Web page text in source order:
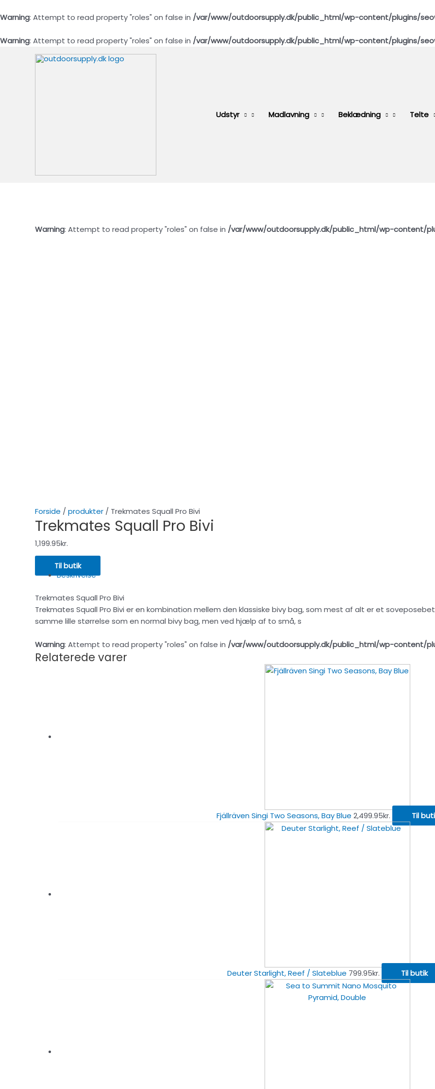
Warning: Attempt to read property "roles" on false in /var/www/outdoorsupply.dk/public_html/wp-content/plugins/
Warning: Attempt to read property "roles" on false in /var/www/outdoorsupply.dk/public_html/wp-content/plugins/
Udstyr Madlavning Beklædning Telte
Warning: Attempt to read property "roles" on false in /var/www/outdoorsupply.dk/public_html/wp-content/
Forside / produkter / Trekmates Squall Pro Bivi
Trekmates Squall Pro Bivi
1,199.95kr.
Til butik
Beskrivelse
Trekmates Squall Pro Bivi
Trekmates Squall Pro Bivi er en kombination mellem den klassiske bivy bag, som mest af alt er et
samme lille størrelse som en normal bivy bag, men ved hjælp af to små, s
Warning: Attempt to read property "roles" on false in /var/www/outdoorsupply.dk/public_html/wp-content/
Relaterede varer
Fjällräven Singi Two Seasons, Bay Blue 2,499.95kr. Til
Deuter Starlight, Reef / Slateblue 799.95kr. Til butik